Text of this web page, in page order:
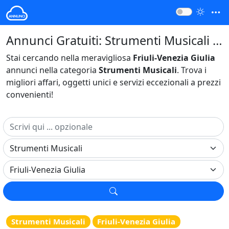
Annunci Gratuiti: Strumenti Musicali Friuli-Venezia Giulia Italia
Stai cercando nella meravigliosa Friuli-Venezia Giulia
annunci nella categoria Strumenti Musicali. Trova i
migliori affari, oggetti unici e servizi eccezionali a prezzi
convenienti!
Strumenti Musicali
Friuli-Venezia Giulia